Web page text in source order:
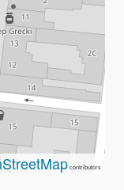
contributors